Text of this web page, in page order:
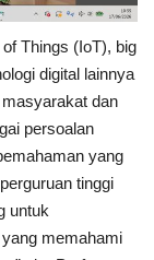
Things (IoT), big
digital lainnya
dan
persoalan
yang
tinggi
untuk
memahami